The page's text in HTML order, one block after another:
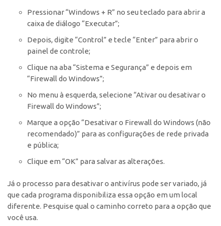
Pressionar “Windows + R” no seu teclado para abrir a
caixa de diálogo “Executar”;
Depois, digite “Control” e tecle “Enter” para abrir o
painel de controle;
Clique na aba “Sistema e Segurança” e depois em
“Firewall do Windows”;
No menu à esquerda, selecione “Ativar ou desativar o
Firewall do Windows”;
Marque a opção “Desativar o Firewall do Windows (não
recomendado)” para as configurações de rede privada
e pública;
Clique em “OK” para salvar as alterações.
Já o processo para desativar o antivírus pode ser variado, já
que cada programa disponibiliza essa opção em um local
diferente. Pesquise qual o caminho correto para a opção que
você usa.